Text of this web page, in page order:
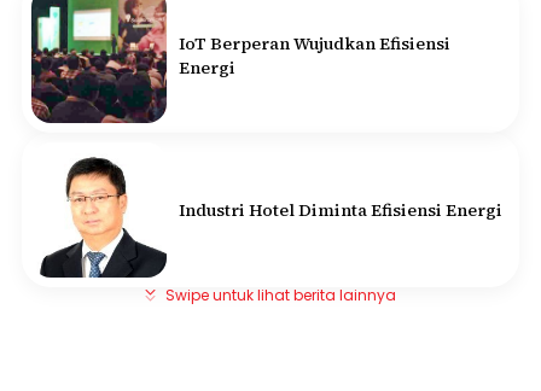
IoT Berperan Wujudkan Efisiensi
Energi
Industri Hotel Diminta Efisiensi Energi
Swipe untuk lihat berita lainnya